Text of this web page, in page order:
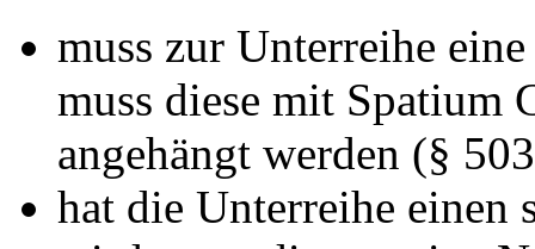
muss zur Unterreihe
muss diese mit Spatium
angehängt werden (§
hat die Unterreihe einen